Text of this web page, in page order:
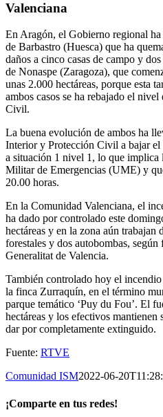
Valenciana
En Aragón, el Gobierno regional
de Barbastro (Huesca) que ha
daños a cinco casas de campo y
de Nonaspe (Zaragoza), que
unas 2.000 hectáreas, porque esta
ambos casos se ha rebajado el
Civil.
La buena evolución de ambos ha
Interior y Protección Civil a bajar el
a situación 1 nivel 1, lo que
Militar de Emergencias (UME) y
20.00 horas.
En la Comunidad Valenciana, el
ha dado por controlado este
hectáreas y en la zona aún trabajan
forestales y dos autobombas, según
Generalitat de Valencia.
También controlado hoy el
la finca Zurraquín, en el término
parque temático ‘Puy du Fou’. El
hectáreas y los efectivos mantienen
dar por completamente extinguido.
Fuente: RTVE
Comunidad ISM2022-06-
¡Comparte en tus redes!